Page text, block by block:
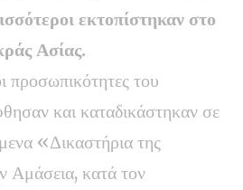
εκτοπίστηκαν στο
Ασίας.
προσωπικότητες του
και καταδικάστηκαν σε
«Δικαστήρια της
Αμάσεια, κατά τον